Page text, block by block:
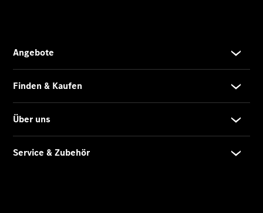
Ansprechpartner
Unternehmensinformationen